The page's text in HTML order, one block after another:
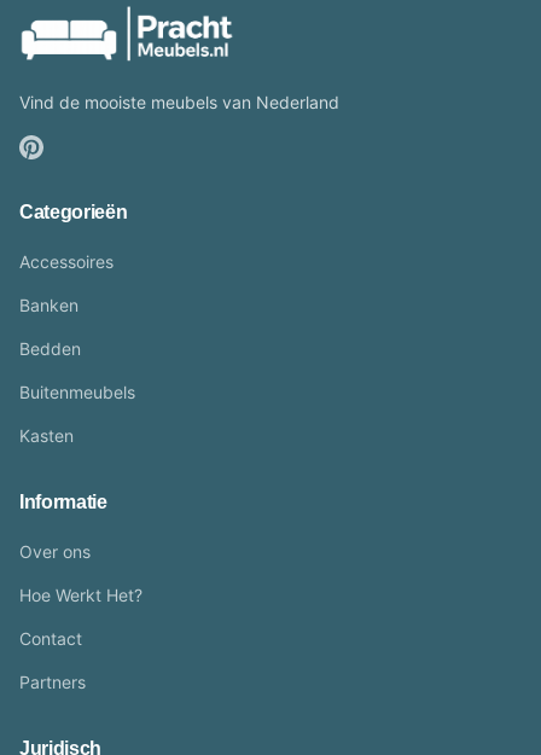
Vind de mooiste meubels van Nederland
Categorieën
Accessoires
Banken
Bedden
Buitenmeubels
Kasten
Informatie
Over ons
Hoe Werkt Het?
Contact
Partners
Juridisch